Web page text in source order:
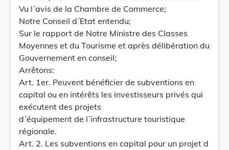
Vu l´avis de la Chambre de Commerce;
Notre Conseil d´Etat entendu;
Sur le rapport de Notre Ministre des Classes
Moyennes et du Tourisme et après délibération du
Gouvernement en conseil;
Arrêtons:
Art. 1er. Peuvent bénéficier de subventions en
capital ou en intérêts les investisseurs privés qui
exécutent des projets
d´équipement de l´infrastructure touristique
régionale.
Art. 2. Les subventions en capital pour un projet d